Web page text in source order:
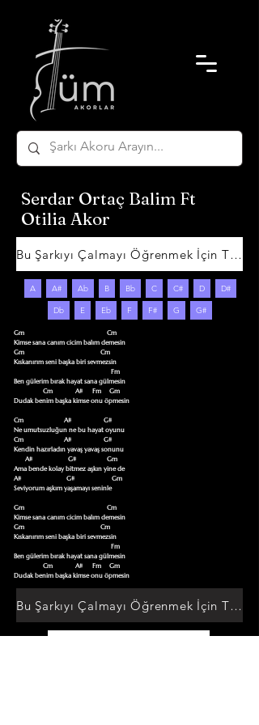
Serdar Ortaç Balim Ft
Otilia Akor
Bu Şarkıyı Çalmayı Öğrenmek İçin Tıklayın
A A# Ab B Bb C C# D D#
Db E Eb F F# G G#
Gm                                                   Cm
Kimse sana canım cicim balım demesin
Gm                                               Cm
Kıskanırım seni başka biri sevmezsin
Ben gülerim bırak hayat sana gülmesin
Dudak benim başka kimse onu öpmesin
Cm                         A#                    G#
Ne umutsuzluğun ne bu hayat oyunu
Cm                         A#                    G#
Kendin hazırladın yavaş yavaş sonunu
Ama bende kolay bitmez aşkın yine de
A#                            G#                       Gm
Seviyorum aşkım yaşamayı seninle
Gm                                                   Cm
Kimse sana canım cicim balım demesin
Gm                                               Cm
Kıskanırım seni başka biri sevmezsin
Ben gülerim bırak hayat sana gülmesin
Dudak benim başka kimse onu öpmesin
Bu Şarkıyı Çalmayı Öğrenmek İçin Tıklayın